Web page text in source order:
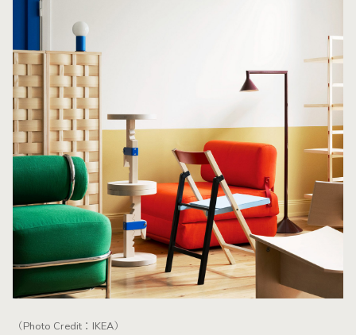
（Photo Credit：IKEA）